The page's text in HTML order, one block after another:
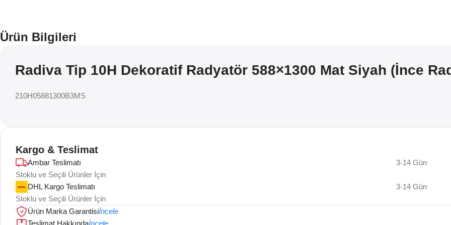
Ürün Bilgileri
Radiva Tip 10H Dekoratif Radyatör 588×1300 Mat Siyah (İnce
210H05881300B3MS
Kargo & Teslimat
Ambar Teslimatı
Stoklu ve Seçili Ürünler İçin
3-14 Gün
DHL Kargo Teslimatı
Stoklu ve Seçili Ürünler İçin
3-14 Gün
Ürün Marka Garantisiİncele